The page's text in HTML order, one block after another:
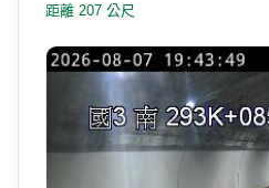
距離 207 公尺